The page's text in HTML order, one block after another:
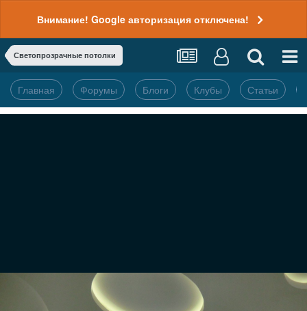
Внимание! Google авторизация отключена!
Светопрозрачные потолки
Главная Форумы Блоги Клубы Статьи